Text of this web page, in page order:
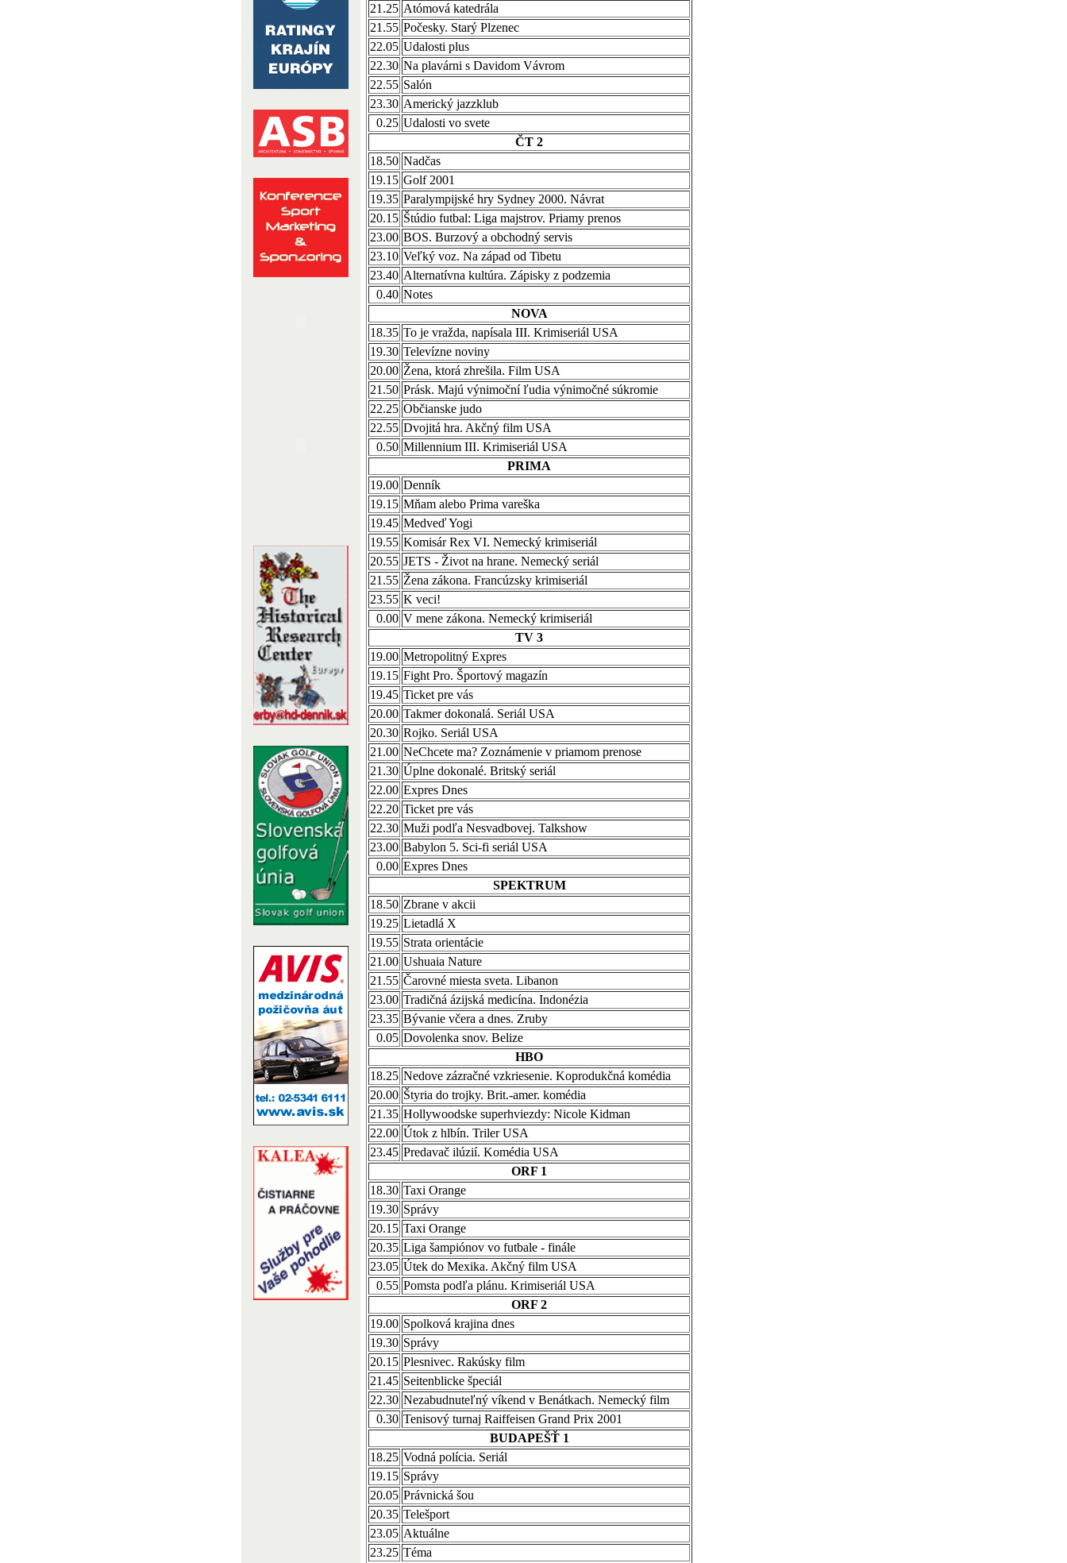
21.25 Atómová katedrála
21.55 Počesky. Starý Plzenec
22.05 Udalosti plus
22.30 Na plavárni s Davidom Vávrom
22.55 Salón
23.30 Americký jazzklub
0.25 Udalosti vo svete
ČT 2
18.50 Nadčas
19.15 Golf 2001
19.35 Paralympijské hry Sydney 2000. Návrat
20.15 Štúdio futbal: Liga majstrov. Priamy prenos
23.00 BOS. Burzový a obchodný servis
23.10 Veľký voz. Na západ od Tibetu
23.40 Alternatívna kultúra. Zápisky z podzemia
0.40 Notes
NOVA
18.35 To je vražda, napísala III. Krimiseriál USA
19.30 Televízne noviny
20.00 Žena, ktorá zhrešila. Film USA
21.50 Prásk. Majú výnimoční ľudia výnimočné súkromie
22.25 Občianske judo
22.55 Dvojitá hra. Akčný film USA
0.50 Millennium III. Krimiseriál USA
PRIMA
19.00 Denník
19.15 Mňam alebo Prima vareška
19.45 Medveď Yogi
19.55 Komisár Rex VI. Nemecký krimiseriál
20.55 JETS - Život na hrane. Nemecký seriál
21.55 Žena zákona. Francúzsky krimiseriál
23.55 K veci!
0.00 V mene zákona. Nemecký krimiseriál
TV 3
19.00 Metropolitný Expres
19.15 Fight Pro. Športový magazín
19.45 Ticket pre vás
20.00 Takmer dokonalá. Seriál USA
20.30 Rojko. Seriál USA
21.00 NeChcete ma? Zoznámenie v priamom prenose
21.30 Úplne dokonalé. Britský seriál
22.00 Expres Dnes
22.20 Ticket pre vás
22.30 Muži podľa Nesvadbovej. Talkshow
23.00 Babylon 5. Sci-fi seriál USA
0.00 Expres Dnes
SPEKTRUM
18.50 Zbrane v akcii
19.25 Lietadlá X
19.55 Strata orientácie
21.00 Ushuaia Nature
21.55 Čarovné miesta sveta. Libanon
23.00 Tradičná ázijská medicína. Indonézia
23.35 Bývanie včera a dnes. Zruby
0.05 Dovolenka snov. Belize
HBO
18.25 Nedove zázračné vzkriesenie. Koprodukčná komédia
20.00 Štyria do trojky. Brit.-amer. komédia
21.35 Hollywoodske superhviezdy: Nicole Kidman
22.00 Útok z hlbín. Triler USA
23.45 Predavač ilúzií. Komédia USA
ORF 1
18.30 Taxi Orange
19.30 Správy
20.15 Taxi Orange
20.35 Liga šampiónov vo futbale - finále
23.05 Útek do Mexika. Akčný film USA
0.55 Pomsta podľa plánu. Krimiseriál USA
ORF 2
19.00 Spolková krajina dnes
19.30 Správy
20.15 Plesnivec. Rakúsky film
21.45 Seitenblicke špeciál
22.30 Nezabudnuteľný víkend v Benátkach. Nemecký film
0.30 Tenisový turnaj Raiffeisen Grand Prix 2001
BUDAPEŠŤ 1
18.25 Vodná polícia. Seriál
19.15 Správy
20.05 Právnická šou
20.35 Telešport
23.05 Aktuálne
23.25 Téma